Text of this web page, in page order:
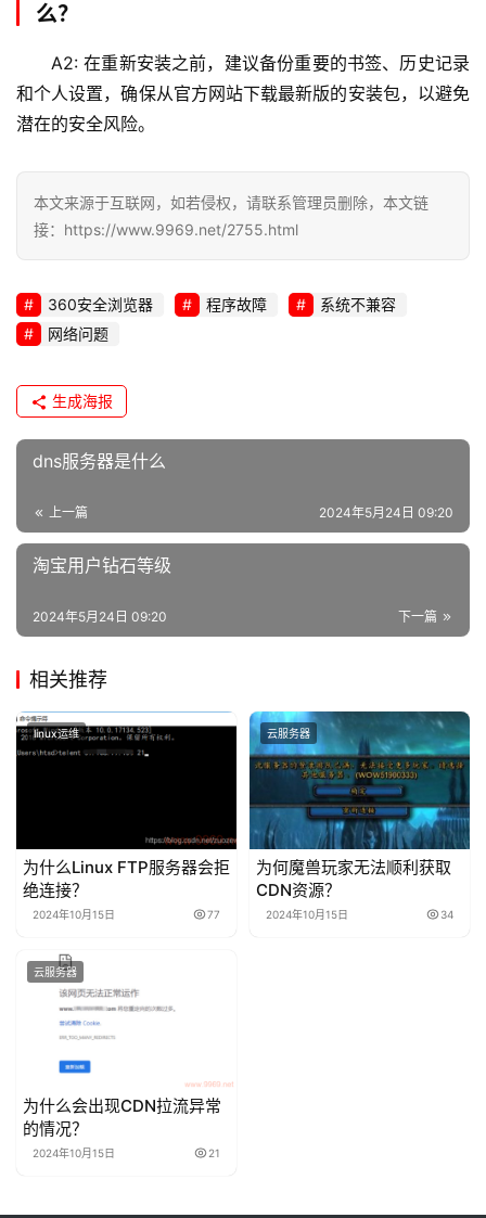
运
维
么？
A2: 在重新安装之前，建议备份重要的书签、历史记录
和个人设置，确保从官方网站下载最新版的安装包，以避免
潜在的安全风险。
本文来源于互联网，如若侵权，请联系管理员删除，本文链
接：https://www.9969.net/2755.html
360安全浏览器 程序故障
系统不兼容
网络问题
生成海报
dns服务器是什么
上一篇 2024年5月24日 09:20
淘宝用户钻石等级
下一篇
2024年5月24日 09:20
相关推荐
linux运维
为什么Linux FTP服务器会拒
绝连接？
2024年10月15日 77
云服务器
为何魔兽玩家无法顺利获取
CDN资源？
2024年10月15日 34
云服务器
为什么会出现CDN拉流异常
的情况？
2024年10月15日 21